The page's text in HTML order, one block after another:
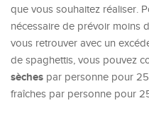
que vous souhaitez réaliser.
nécessaire de prévoir moins
vous retrouver avec un
de spaghettis, vous pouvez
sèches par personne pour
fraîches par personne pour